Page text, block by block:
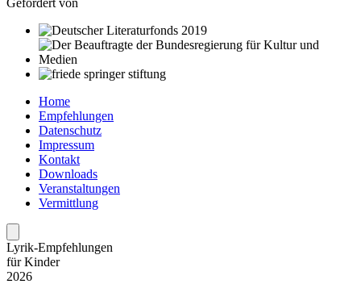
Home
Empfehlungen
Datenschutz
Impressum
Kontakt
Downloads
Veranstaltungen
Vermittlung
Lyrik-Empfehlungen
für Kinder
2026